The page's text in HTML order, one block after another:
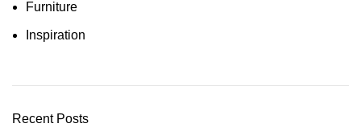
Furniture
Inspiration
Recent Posts